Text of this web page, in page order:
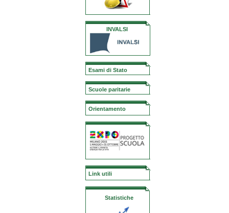
INVALSI
Esami di Stato
Scuole paritarie
Orientamento
Link utili
Statistiche